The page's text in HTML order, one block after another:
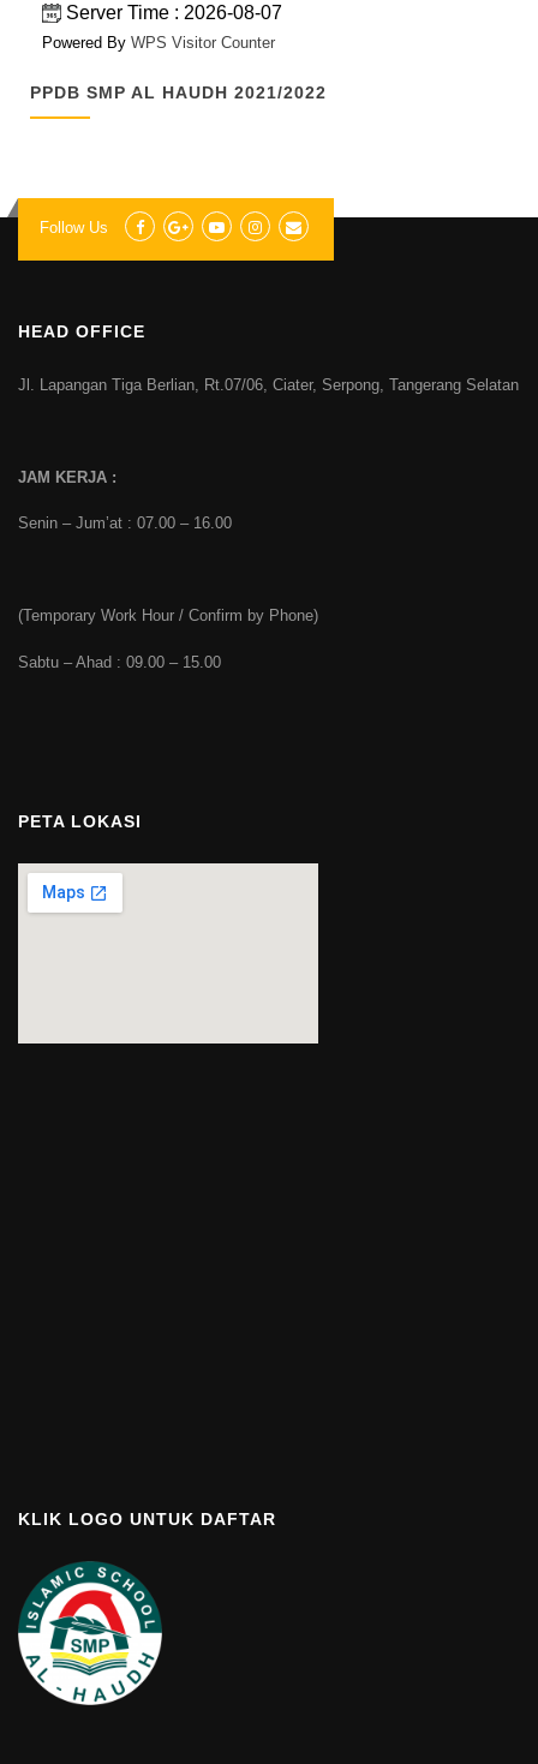
Server Time : 2026-08-07
Powered By WPS Visitor Counter
PPDB SMP AL HAUDH 2021/2022
Follow Us
HEAD OFFICE
Jl. Lapangan Tiga Berlian, Rt.07/06, Ciater, Serpong, Tangerang Selatan
JAM KERJA :
Senin – Jum’at : 07.00 – 16.00
(Temporary Work Hour / Confirm by Phone)
Sabtu – Ahad : 09.00 – 15.00
PETA LOKASI
KLIK LOGO UNTUK DAFTAR